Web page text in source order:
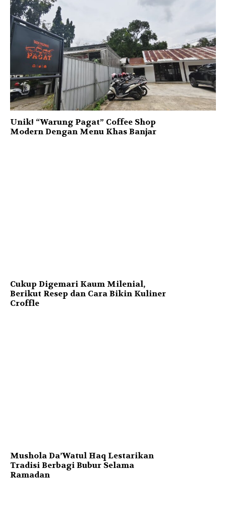
Unik! “Warung Pagat” Coffee Shop
Modern Dengan Menu Khas Banjar
Cukup Digemari Kaum Milenial,
Berikut Resep dan Cara Bikin Kuliner
Croffle
Mushola Da’Watul Haq Lestarikan
Tradisi Berbagi Bubur Selama
Ramadan